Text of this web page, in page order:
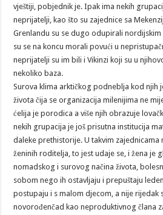
vještiji, pobjednik je. Ipak ima nekih
neprijatelji, kao što su zajednice sa
Grenlandu su se dugo odupirali
su se na koncu morali povući u
neprijatelji su im bili i Vikinzi koji su u
nekoliko baza.
Surova klima arktičkog podneblja kod njih
života čija se organizacija milenijima ne
ćelija je porodica a više njih obrazuje
nekih grupacija je još prisutna institucija
daleke prethistorije. U takvim zajednicama
ženinih roditelja, to jest udaje se, i žena je
nomadskog i surovog načina života,
sobom nego ih ostavljaju i prepuštaju
postupaju i s malom djecom, a nije rijedak
novorođenčad kao neproduktivnog člana